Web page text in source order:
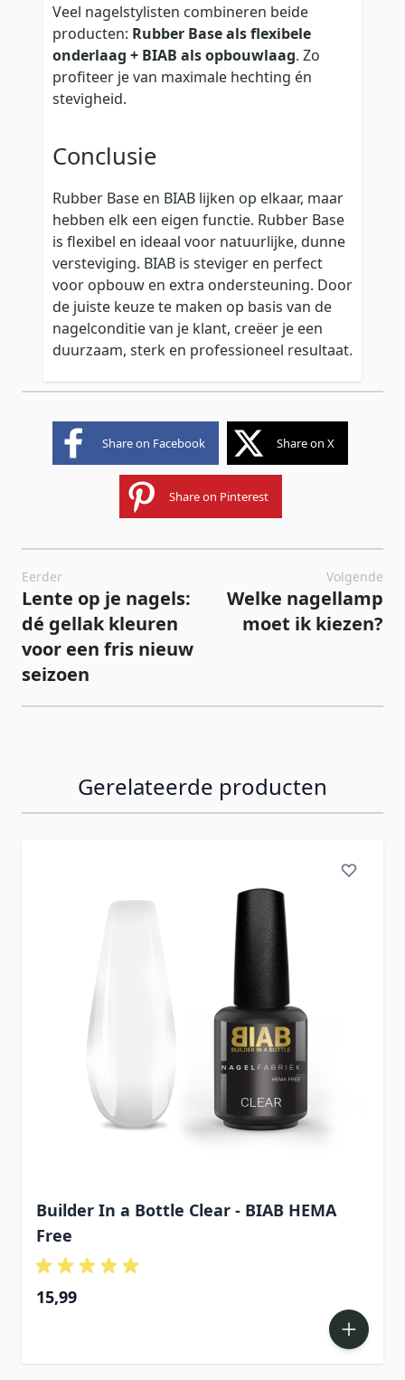
Veel nagelstylisten combineren beide
producten: Rubber Base als flexibele
onderlaag + BIAB als opbouwlaag. Zo
profiteer je van maximale hechting én
stevigheid.
Conclusie
Rubber Base en BIAB lijken op elkaar, maar
hebben elk een eigen functie. Rubber Base
is flexibel en ideaal voor natuurlijke, dunne
versteviging. BIAB is steviger en perfect
voor opbouw en extra ondersteuning. Door
de juiste keuze te maken op basis van de
nagelconditie van je klant, creëer je een
duurzaam, sterk en professioneel resultaat.
Share on Facebook Share on X
Share on Pinterest
Eerder
Lente op je nagels:
dé gellak kleuren
voor een fris nieuw
seizoen
Volgende
Welke nagellamp
moet ik kiezen?
Gerelateerde producten
Builder In a Bottle Clear - BIAB HEMA
Free
15,99